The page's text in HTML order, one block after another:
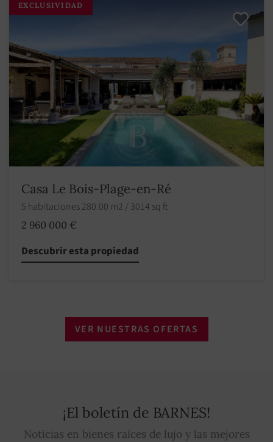
EXCLUSIVIDAD
Casa Le Bois-Plage-en-Ré
5 habitaciones 280.00 m2 / 3014 sq ft
2 960 000 €
Descubrir esta propiedad
VER NUESTRAS OFERTAS
¡El boletín de BARNES!
Noticias en bienes raíces de lujo y las mejores